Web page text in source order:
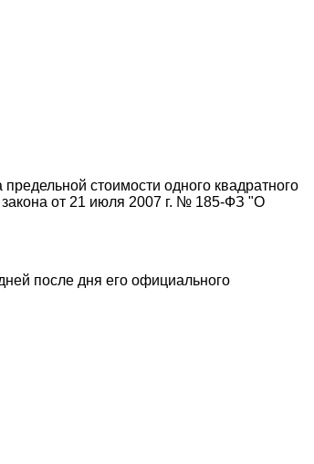
стоимости одного квадратного
от 21 июля 2007 г. № 185-ФЗ "О
после дня его официального